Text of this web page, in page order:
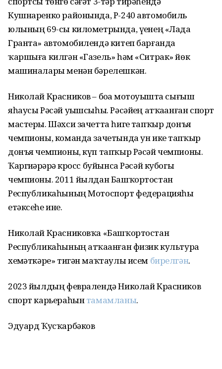
Кушнаренко районында, Р-240 автомобиль
юлының 69-сы километрында, үҙенең «Лада
Гранта» автомобилендә китеп барғанда
ҡаршыға килгән «Газель» һәм «Ситрак» йөк
машиналары менән бәрелешкән.
Николай Красников – боҙҙа мотоуҙышта сығыш
яһаусы Рәсәй уҙышсыһы. Рәсәйҙең атҡаҙанған спорт
мастеры. Шәхси зачетта һигеҙ тапҡыр донъя
чемпионы, команда зачетында ун ике тапҡыр
донъя чемпионы, күп тапҡыр Рәсәй чемпионы.
Ҡаргиҙәрҙәрҙә кросс буйынса Рәсәй кубогы
чемпионы. 2011 йылдан Башҡортостан
Республикаһының Мотоспорт федерацияһы
етәксеһе ине.
Николай Красниковҡа «Башҡортостан
Республикаһының атҡаҙанған физик культура
хеҙмәткәре» тигән маҡтаулы исем бирелгән.
2023 йылдың февралендә Николай Красников
спорт карьераһынтамамланы.
Эдуард Ҡусҡарбәков